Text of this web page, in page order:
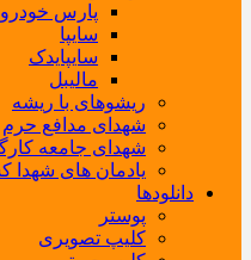
پارس خودرو
سایپا
سایپایدک
مالیبل
ریشوهای با ریشه
شهدای مدافع حرم
شهدای جامعه
یادمان های شهدا
دانلودها
پوستر
کلیپ تصویری